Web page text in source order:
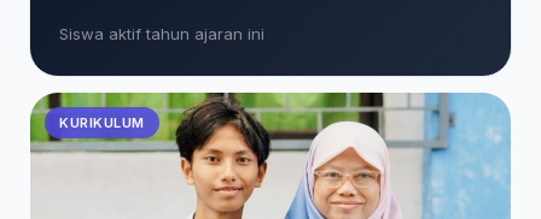
Siswa aktif tahun ajaran ini
KURIKULUM